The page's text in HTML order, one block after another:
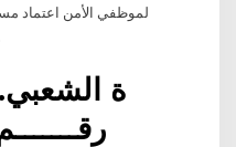
لموظفي الأمن اعتماد
ة الشعبي.